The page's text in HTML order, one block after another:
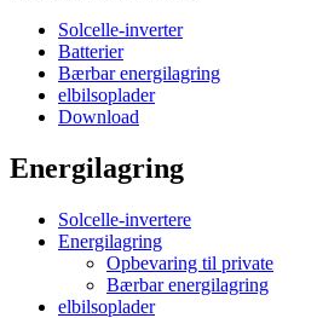
Solcelle-inverter
Batterier
Bærbar energilagring
elbilsoplader
Download
Energilagring
Solcelle-invertere
Energilagring
Opbevaring til private
Bærbar energilagring
elbilsoplader